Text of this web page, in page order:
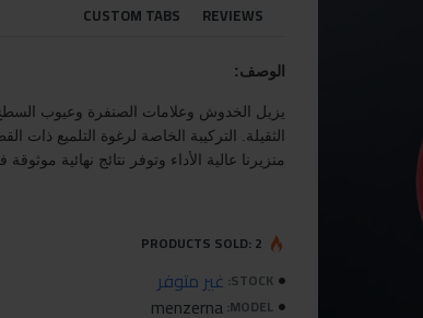
REVIEWS
CUSTOM TABS
الوصف:
يزيل الخدوش وعلامات الصنفرة وعيوب
الثقيلة. التركيبة الخاصة لرغوة التلميع ذات
منزيرنا عالية الأداء وتوفر نتائج نهائية
STOCK: غير متوفر
MODEL:
menzerna
PRODUCTS SOLD: 2